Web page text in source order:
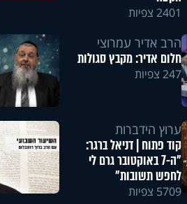
2401 צפיות
הרב אדיר עמרוצי
חלום אדיר: מקבץ סגולות
247 צפיות
ערוץ הידברות
קוד פתוח | דניאל ברגר:
"ה-7 באוקטובר גרם לי
לחפש תשובות"
5709 צפיות